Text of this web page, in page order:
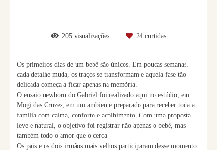
205 visualizações 24 curtidas
Os primeiros dias de um bebê são únicos. Em poucas semanas,
cada detalhe muda, os traços se transformam e aquela fase tão
delicada começa a ficar apenas na memória.
O ensaio newborn do Gabriel foi realizado aqui no estúdio, em
Mogi das Cruzes, em um ambiente preparado para receber toda a
família com calma, conforto e acolhimento. Com uma proposta
leve e natural, o objetivo foi registrar não apenas o bebê, mas
também todo o amor que o cerca.
Os pais e os dois irmãos mais velhos participaram desse momento